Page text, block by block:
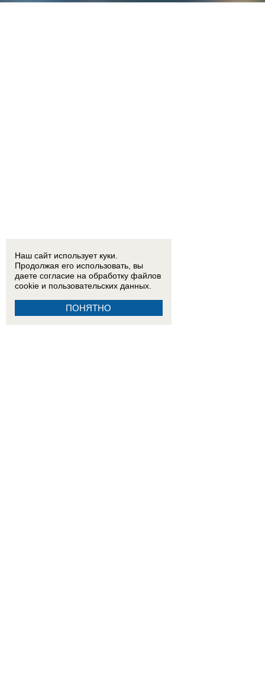
Наш сайт использует куки.
Продолжая его использовать, вы
даете согласие на обработку файлов
cookie и пользовательских данных.
ПОНЯТНО